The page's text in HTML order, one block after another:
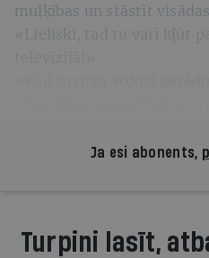
muļķības un stāstīt visādas
Ja esi abonents,
Turpini lasīt,